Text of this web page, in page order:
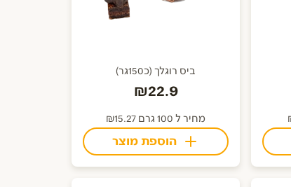
ביס רוגלך (כ150גר)
₪22.9
מחיר ל 100 גרם ₪15.27
הוספת מוצר